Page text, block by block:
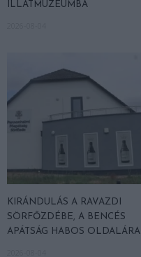
ILLATMÚZEUMBA
KIRÁNDULÁS A RAVAZDI
SÖRFŐZDÉBE, A BENCÉS
APÁTSÁG HABOS OLDALÁRA